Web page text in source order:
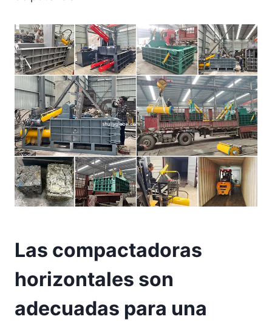
Las compactadoras
horizontales son
adecuadas para una